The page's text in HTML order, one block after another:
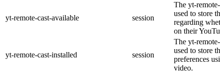
yt-remote-cast-available session
The yt-
used to store
regarding
on their
yt-remote-cast-installed session
The yt-
used to store
preferences
video.